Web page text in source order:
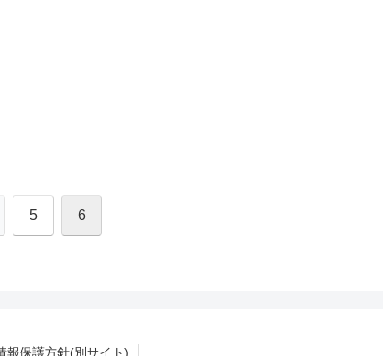
5 6
報保護方針(別サイト)